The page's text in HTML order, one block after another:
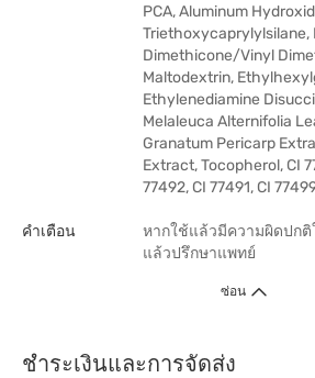
PCA, Aluminum
Triethoxycaprylylsilane,
Dimethicone/Vinyl
Maltodextrin,
Ethylenediamine
Melaleuca Alternifolia
Granatum Pericarp
Extract, Tocopherol, CI
77492, CI 77491, CI
คำเตือน
หากใช้แล้วมีความผิดปกติ
แล้วปรึกษาแพทย์
ซ่อน
ชำระเงินและการจัดส่ง